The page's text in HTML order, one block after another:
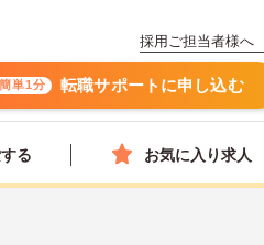
採用ご担当者様へ
単1分 転職サポートに申し込む
る お気に入り求人